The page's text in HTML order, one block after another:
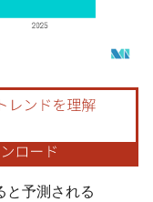
の表示が必要です。
と予測される